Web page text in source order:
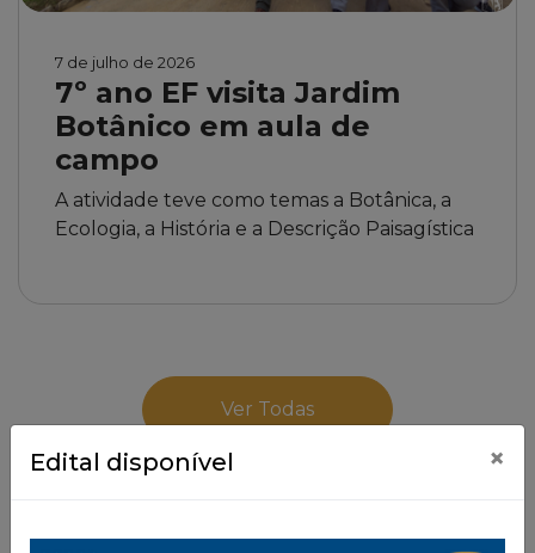
7 de julho de 2026
7º ano EF visita Jardim
Botânico em aula de
campo
A atividade teve como temas a Botânica, a
Ecologia, a História e a Descrição Paisagística
Ver Todas
Edital disponível ×